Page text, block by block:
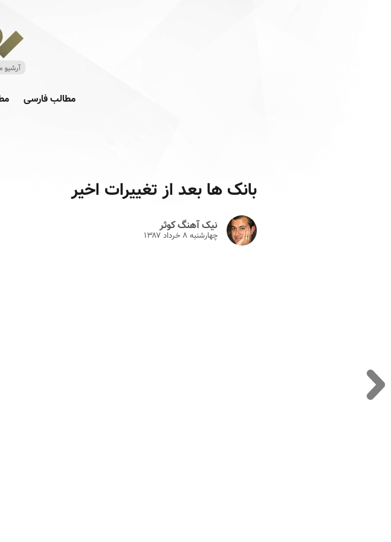
مطالب فارسی
بانک ها بعد از تغییرات اخیر
نیک آهنگ کوثر
چهارشنبه ۸ خرداد ۱۳۸۷